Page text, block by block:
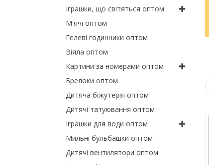
Іграшки, що світяться оптом
М'ячі оптом
Гелеві годинники оптом
Віяла оптом
Картини за номерами оптом
Брелоки оптом
Дитяча біжутерія оптом
Дитячі татуювання оптом
Іграшки для води оптом
Мильні бульбашки оптом
Дитячі вентилятори оптом